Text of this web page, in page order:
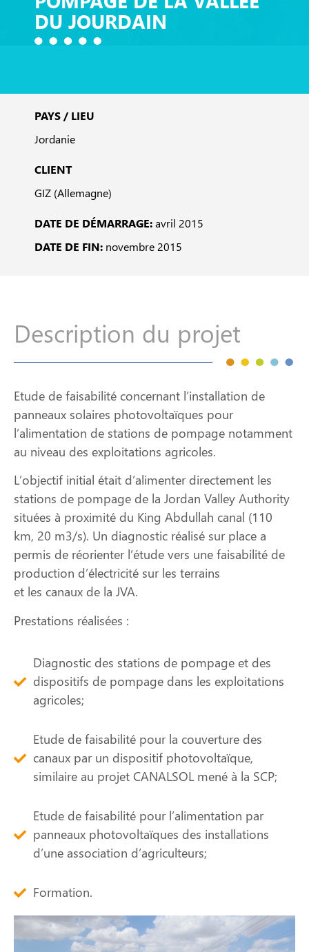
DU JOURDAIN
PAYS / LIEU
Jordanie
CLIENT
GIZ (Allemagne)
DATE DE DÉMARRAGE:avril 2015
DATE DE FIN: novembre 2015
Description du projet
Etude de faisabilité concernant l’installation de
panneaux solaires photovoltaïques pour
l’alimentation de stations de pompage notamment
au niveau des exploitations agricoles.
L’objectif initial était d’alimenter directement les
stations de pompage de la Jordan Valley Authority
situées à proximité du King Abdullah canal (110
km, 20 m3/s). Un diagnostic réalisé sur place a
permis de réorienter l’étude vers une faisabilité de
production d’électricité sur les terrains
et les canaux de la JVA.
Prestations réalisées :
Diagnostic des stations de pompage et des
dispositifs de pompage dans les exploitations
agricoles;
Etude de faisabilité pour la couverture des
canaux par un dispositif photovoltaïque,
similaire au projet CANALSOL mené à la SCP;
Etude de faisabilité pour l’alimentation par
panneaux photovoltaïques des installations
d’une association d’agriculteurs;
Formation.